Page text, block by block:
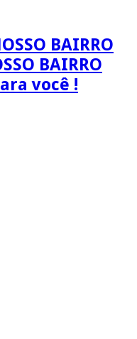
BAIRRO
você !